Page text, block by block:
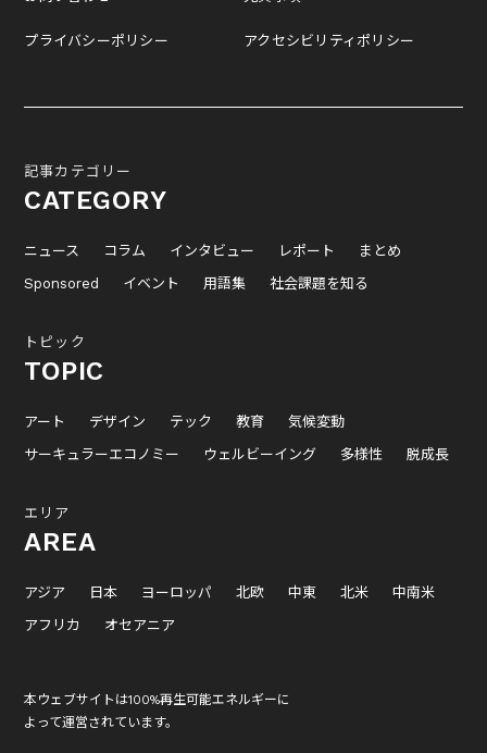
プライバシーポリシー アクセシビリティポリシー
記事カテゴリー
CATEGORY
ニュース コラム インタビュー レポート
まとめ
Sponsored
イベント 用語集 社会課題を知る
トピック
TOPIC
アート デザイン テック 教育
気候変動
サーキュラーエコノミー
ウェルビーイング 多様性 脱成長
エリア
AREA
アジア 日本 ヨーロッパ 北欧 中東 北米
中南米
アフリカ
オセアニア
本ウェブサイトは100%再生可能エネルギーに
よって運営されています。